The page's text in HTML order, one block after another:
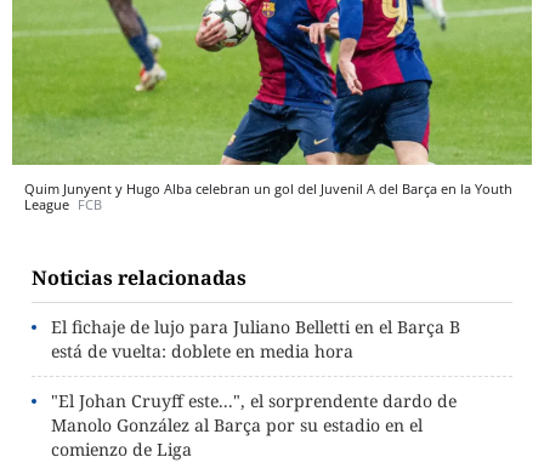
Quim Junyent y Hugo Alba celebran un gol del Juvenil A del Barça en la Youth
League FCB
Noticias relacionadas
El fichaje de lujo para Juliano Belletti en el Barça B
está de vuelta: doblete en media hora
"El Johan Cruyff este...", el sorprendente dardo de
Manolo González al Barça por su estadio en el
comienzo de Liga